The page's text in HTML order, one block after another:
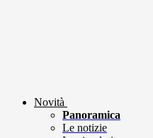
Novità
Panoramica
Le notizie